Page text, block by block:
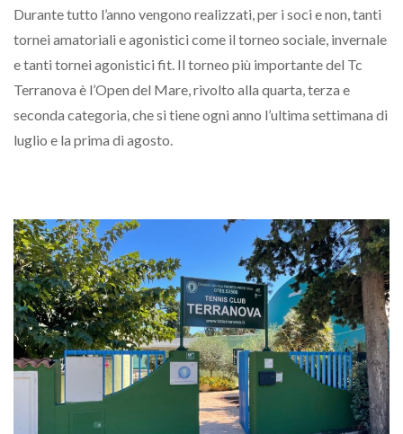
Durante tutto l’anno vengono realizzati, per i soci e non, tanti
tornei amatoriali e agonistici come il torneo sociale, invernale
e tanti tornei agonistici fit. Il torneo più importante del Tc
Terranova è l’Open del Mare, rivolto alla quarta, terza e
seconda categoria, che si tiene ogni anno l’ultima settimana di
luglio e la prima di agosto.